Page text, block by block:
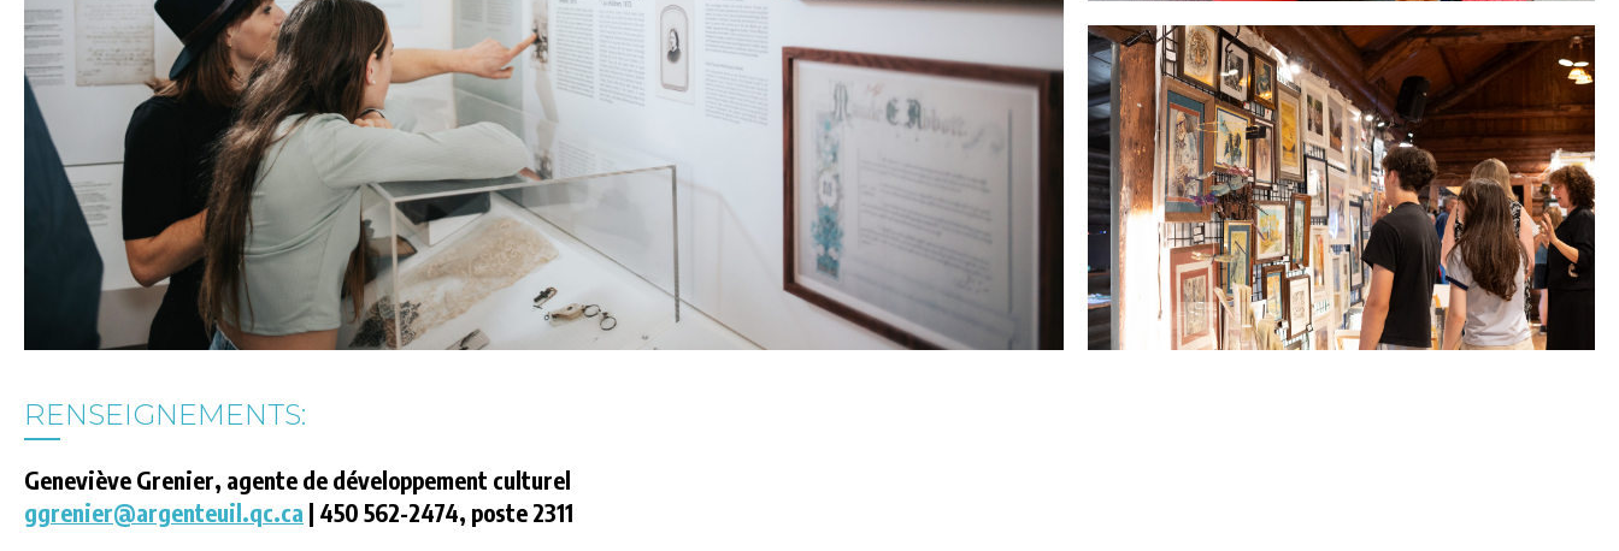
RENSEIGNEMENTS:
Geneviève Grenier, agente de développement culturel
ggrenier@argenteuil.qc.ca | 450 562-2474, poste 2311